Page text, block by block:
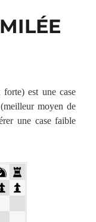
est une case
moyen de
une case faible